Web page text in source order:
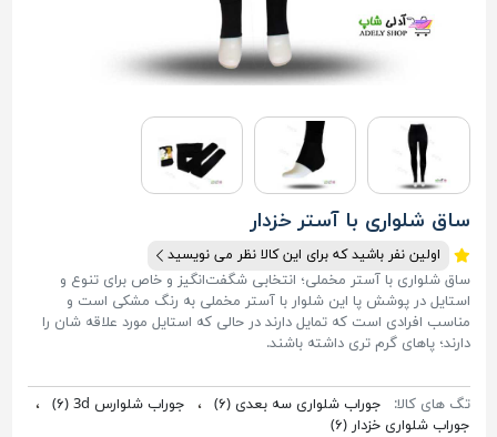
ساق شلواری با آستر خزدار
اولین نفر باشید که برای این کالا نظر می نویسید
ساق شلواری با آستر مخملی؛ انتخابی شگفت‌انگیز و خاص برای تنوع و
استایل در پوشش پا این شلوار با آستر مخملی به رنگ مشکی است و
مناسب افرادی است که تمایل دارند در حالی که استایل مورد علاقه شان را
دارند؛ پاهای گرم تری داشته باشند.
تگ های کالا: جوراب شلواری سه بعدی(۶) ، جوراب شلوارس 3d (۶)
،
جوراب شلواری خزدار(۶)